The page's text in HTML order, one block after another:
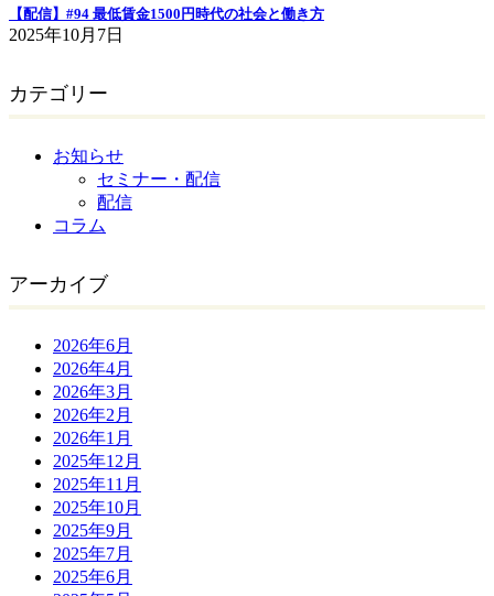
【配信】#94 最低賃金1500円時代の社会と働き方
2025年10月7日
カテゴリー
お知らせ
セミナー・配信
配信
コラム
アーカイブ
2026年6月
2026年4月
2026年3月
2026年2月
2026年1月
2025年12月
2025年11月
2025年10月
2025年9月
2025年7月
2025年6月